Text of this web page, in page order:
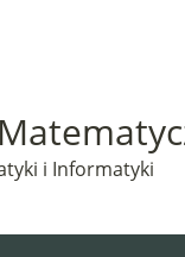
i Informatyki